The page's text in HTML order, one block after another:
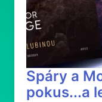
Spáry a
pokus...a